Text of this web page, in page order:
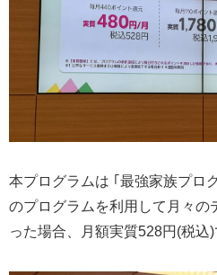
本プログラムは ｢最強家族プロ
のプログラムを利用して月々の
った場合、月額実質528円(税込